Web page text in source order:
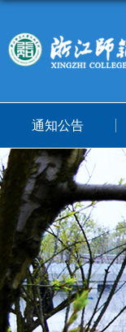
通知公告